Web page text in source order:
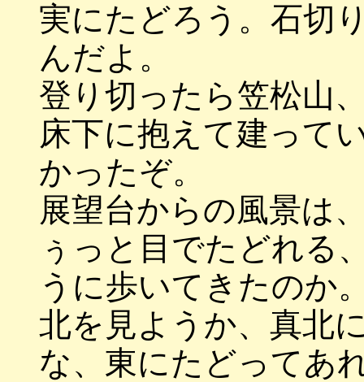
実にたどろう。石切
んだよ。
登り切ったら笠松山
床下に抱えて建って
かったぞ。
展望台からの風景は
ぅっと目でたどれる
うに歩いてきたのか
北を見ようか、真北
な、東にたどってあ